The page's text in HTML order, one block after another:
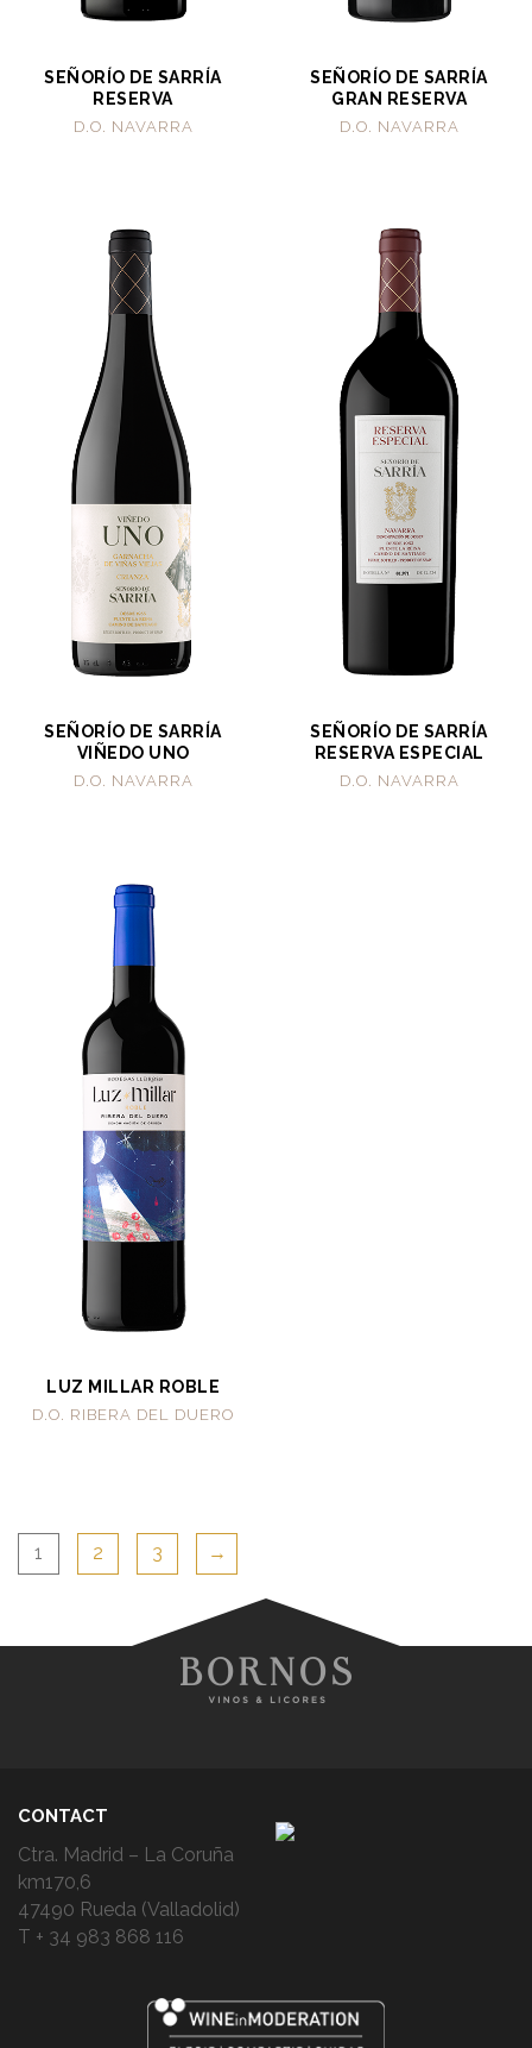
SEÑORÍO DE SARRÍA
RESERVA
D.O. NAVARRA
SEÑORÍO DE SARRÍA
GRAN RESERVA
D.O. NAVARRA
SEÑORÍO DE SARRÍA
VIÑEDO UNO
D.O. NAVARRA
SEÑORÍO DE SARRÍA
RESERVA ESPECIAL
D.O. NAVARRA
LUZ MILLAR ROBLE
D.O. RIBERA DEL DUERO
1 2 3 →
CONTACT
Ctra. Madrid – La Coruña
km170,6
47490 Rueda (Valladolid)
T + 34 983 868 116